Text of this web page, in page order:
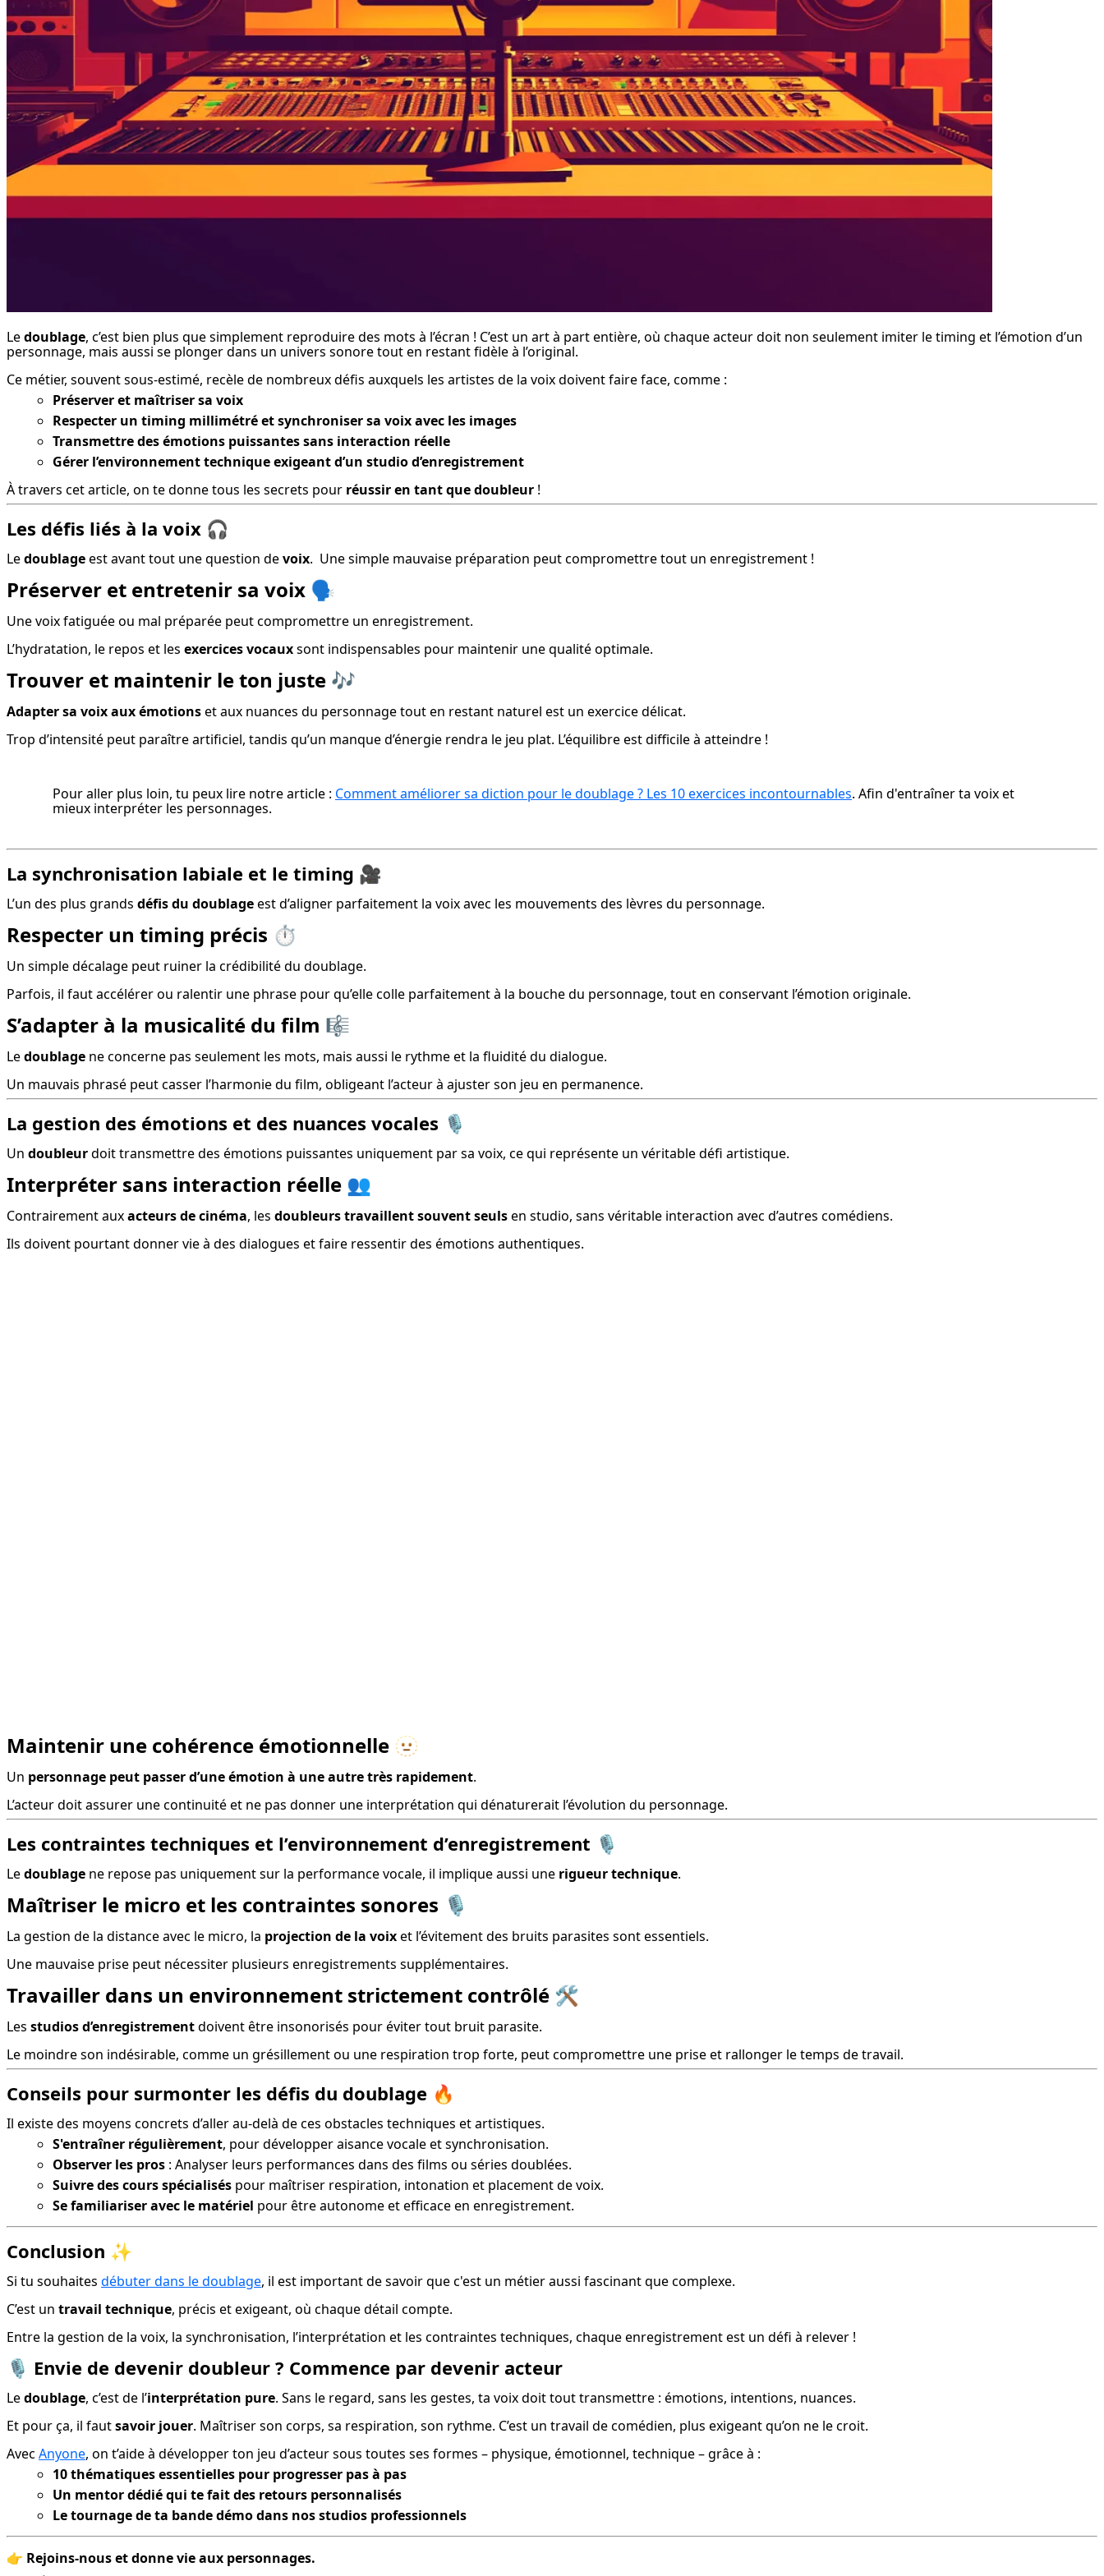
Le doublage, c’est bien plus que simplement reproduire des mots à l’écran ! C’est un art à part entière, où chaque acteur doit non seulement imiter le timing et l’émotion d’un
personnage, mais aussi se plonger dans un univers sonore tout en restant fidèle à l’original.
Ce métier, souvent sous-estimé, recèle de nombreux défis auxquels les artistes de la voix doivent faire face, comme :
Préserver et maîtriser sa voix
Respecter un timing millimétré et synchroniser sa voix avec les images
Transmettre des émotions puissantes sans interaction réelle
Gérer l’environnement technique exigeant d’un studio d’enregistrement
À travers cet article, on te donne tous les secrets pour réussir en tant que doubleur !
Les défis liés à la voix 🎧
Le doublage est avant tout une question de voix.  Une simple mauvaise préparation peut compromettre tout un enregistrement !
Préserver et entretenir sa voix 🗣️
Une voix fatiguée ou mal préparée peut compromettre un enregistrement.
L’hydratation, le repos et les exercices vocaux sont indispensables pour maintenir une qualité optimale.
Trouver et maintenir le ton juste 🎶
Adapter sa voix aux émotions et aux nuances du personnage tout en restant naturel est un exercice délicat.
Trop d’intensité peut paraître artificiel, tandis qu’un manque d’énergie rendra le jeu plat. L’équilibre est difficile à atteindre !
Pour aller plus loin, tu peux lire notre article : Comment améliorer sa diction pour le doublage ? Les 10 exercices incontournables. Afin d'entraîner ta voix et
mieux interpréter les personnages.
La synchronisation labiale et le timing 🎥
L’un des plus grands défis du doublage est d’aligner parfaitement la voix avec les mouvements des lèvres du personnage.
Respecter un timing précis ⏱️
Un simple décalage peut ruiner la crédibilité du doublage.
Parfois, il faut accélérer ou ralentir une phrase pour qu’elle colle parfaitement à la bouche du personnage, tout en conservant l’émotion originale.
S’adapter à la musicalité du film 🎼
Le doublage ne concerne pas seulement les mots, mais aussi le rythme et la fluidité du dialogue.
Un mauvais phrasé peut casser l’harmonie du film, obligeant l’acteur à ajuster son jeu en permanence.
La gestion des émotions et des nuances vocales 🎙️
Un doubleur doit transmettre des émotions puissantes uniquement par sa voix, ce qui représente un véritable défi artistique.
Interpréter sans interaction réelle 👥
Contrairement aux acteurs de cinéma, les doubleurs travaillent souvent seuls en studio, sans véritable interaction avec d’autres comédiens.
Ils doivent pourtant donner vie à des dialogues et faire ressentir des émotions authentiques.
Maintenir une cohérence émotionnelle 🫥
Un personnage peut passer d’une émotion à une autre très rapidement.
L’acteur doit assurer une continuité et ne pas donner une interprétation qui dénaturerait l’évolution du personnage.
Les contraintes techniques et l’environnement d’enregistrement 🎙️
Le doublage ne repose pas uniquement sur la performance vocale, il implique aussi une rigueur technique.
Maîtriser le micro et les contraintes sonores 🎙️
La gestion de la distance avec le micro, la projection de la voix et l’évitement des bruits parasites sont essentiels.
Une mauvaise prise peut nécessiter plusieurs enregistrements supplémentaires.
Travailler dans un environnement strictement contrôlé 🛠️
Les studios d’enregistrement doivent être insonorisés pour éviter tout bruit parasite.
Le moindre son indésirable, comme un grésillement ou une respiration trop forte, peut compromettre une prise et rallonger le temps de travail.
Conseils pour surmonter les défis du doublage 🔥
Il existe des moyens concrets d’aller au-delà de ces obstacles techniques et artistiques.
S'entraîner régulièrement, pour développer aisance vocale et synchronisation.
Observer les pros : Analyser leurs performances dans des films ou séries doublées.
Suivre des cours spécialisés pour maîtriser respiration, intonation et placement de voix.
Se familiariser avec le matériel pour être autonome et efficace en enregistrement.
Conclusion ✨
Si tu souhaites débuter dans le doublage, il est important de savoir que c'est un métier aussi fascinant que complexe.
C’est un travail technique, précis et exigeant, où chaque détail compte.
Entre la gestion de la voix, la synchronisation, l’interprétation et les contraintes techniques, chaque enregistrement est un défi à relever !
🎙️ Envie de devenir doubleur ? Commence par devenir acteur
Le doublage, c’est de l’interprétation pure. Sans le regard, sans les gestes, ta voix doit tout transmettre : émotions, intentions, nuances.
Et pour ça, il faut savoir jouer. Maîtriser son corps, sa respiration, son rythme. C’est un travail de comédien, plus exigeant qu’on ne le croit.
Avec Anyone, on t’aide à développer ton jeu d’acteur sous toutes ses formes – physique, émotionnel, technique – grâce à :
10 thématiques essentielles pour progresser pas à pas
Un mentor dédié qui te fait des retours personnalisés
Le tournage de ta bande démo dans nos studios professionnels
👉 Rejoins-nous et donne vie aux personnages.